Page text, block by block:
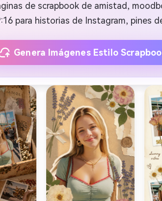
de scrapbook de amistad,
para historias de Instagram, pines
Genera Imágenes Estilo